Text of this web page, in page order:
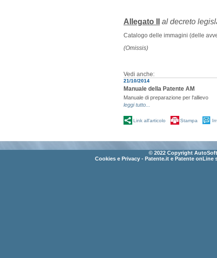
Allegato II al decreto
Catalogo delle immagini (delle
(Omissis)
Vedi anche:
21/10/2014
Manuale della Patente AM
Manuale di preparazione per l'allievo
leggi tutto...
Link all'articolo Stampa
© 2022 Copyright
Cookies e Privacy - Patente.it e Patente onLine